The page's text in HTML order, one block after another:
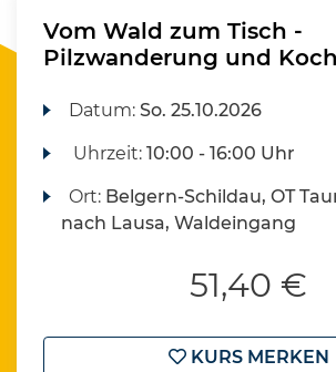
Vom Wald zum Tisch -
Pilzwanderung und
Datum:So. 25.10.2026
Uhrzeit:10:00 - 16:00 Uhr
Ort: Belgern-Schildau, OT
nach Lausa, Waldeingang
51,40 €
KURS MERKEN